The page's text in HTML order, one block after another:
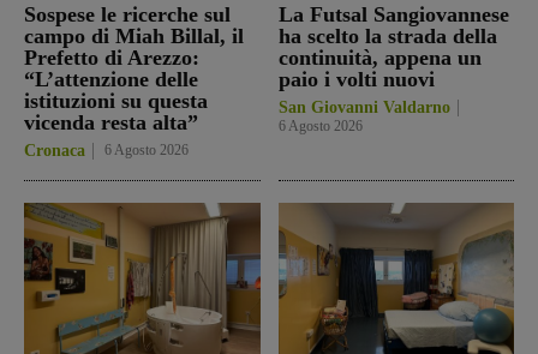
Sospese le ricerche sul
campo di Miah Billal, il
Prefetto di Arezzo:
“L’attenzione delle
istituzioni su questa
vicenda resta alta”
Cronaca 6 Agosto 2026
La Futsal Sangiovannese
ha scelto la strada della
continuità, appena un
paio i volti nuovi
San Giovanni Valdarno
6 Agosto 2026